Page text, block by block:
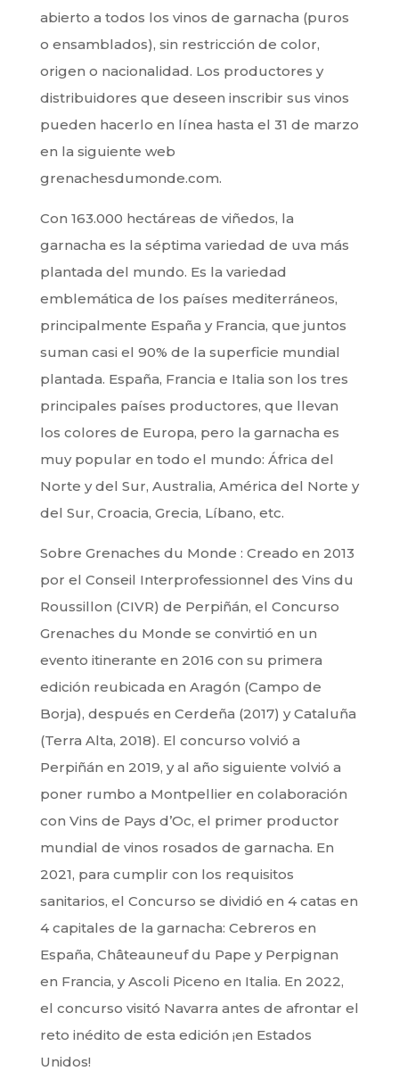
abierto a todos los vinos de garnacha (puros
o ensamblados), sin restricción de color,
origen o nacionalidad. Los productores y
distribuidores que deseen inscribir sus vinos
pueden hacerlo en línea hasta el 31 de marzo
en la siguiente web
grenachesdumonde.com.
Con 163.000 hectáreas de viñedos, la
garnacha es la séptima variedad de uva más
plantada del mundo. Es la variedad
emblemática de los países mediterráneos,
principalmente España y Francia, que juntos
suman casi el 90% de la superficie mundial
plantada. España, Francia e Italia son los tres
principales países productores, que llevan
los colores de Europa, pero la garnacha es
muy popular en todo el mundo: África del
Norte y del Sur, Australia, América del Norte y
del Sur, Croacia, Grecia, Líbano, etc.
Sobre Grenaches du Monde : Creado en 2013
por el Conseil Interprofessionnel des Vins du
Roussillon (CIVR) de Perpiñán, el Concurso
Grenaches du Monde se convirtió en un
evento itinerante en 2016 con su primera
edición reubicada en Aragón (Campo de
Borja), después en Cerdeña (2017) y Cataluña
(Terra Alta, 2018). El concurso volvió a
Perpiñán en 2019, y al año siguiente volvió a
poner rumbo a Montpellier en colaboración
con Vins de Pays d’Oc, el primer productor
mundial de vinos rosados de garnacha. En
2021, para cumplir con los requisitos
sanitarios, el Concurso se dividió en 4 catas en
4 capitales de la garnacha: Cebreros en
España, Châteauneuf du Pape y Perpignan
en Francia, y Ascoli Piceno en Italia. En 2022,
el concurso visitó Navarra antes de afrontar el
reto inédito de esta edición ¡en Estados
Unidos!